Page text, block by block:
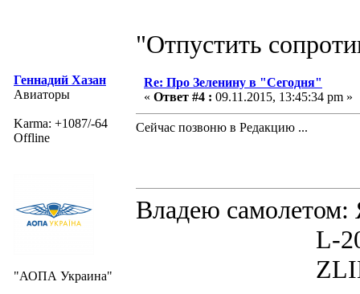
"Отпустить
Геннадий Хазан
Авиаторы
Karma: +1087/-64
Offline
"АОПА Украина"
Re: Про Зеленину в "Сегодня"
« Ответ #4 : 09.11.2015, 13:45:34 pm »
Сейчас позвоню в Редакцию ...
Владею
L-200D
ZLIN 526